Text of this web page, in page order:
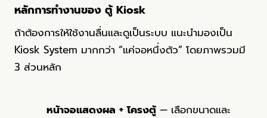
หลักการทำงานของ ตู้ Kiosk
ถ้าต้องการให้ใช้งานลื่นและดูเป็นระบบ แนะนำมองเป็น
Kiosk System มากกว่า “แค่จอหนึ่งตัว” โดยภาพรวมมี
3 ส่วนหลัก
หน้าจอแสดงผล + โครงตู้ — เลือกขนาดและ